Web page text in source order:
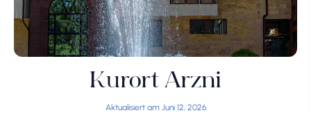
Kurort Arzni
Aktualisiert am Juni 12, 2026